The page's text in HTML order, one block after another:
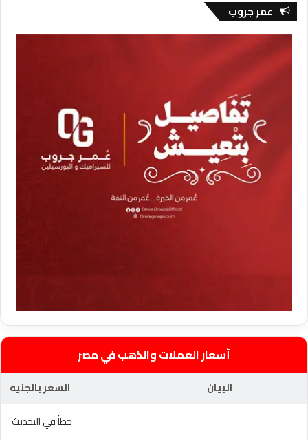
عمر جروب
أسعار العملات والذهب في مصر
البيان
السعر بالجنيه
خطأ في التحديث